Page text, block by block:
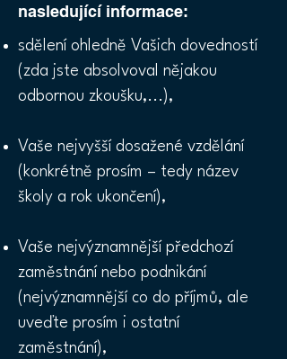
nasledující informace:
sdělení ohledně Vašich dovedností
(zda jste absolvoval nějakou
odbornou zkoušku,...),
Vaše nejvyšší dosažené vzdělání
(konkrétně prosím – tedy název
školy a rok ukončení),
Vaše nejvýznamnější předchozí
zaměstnání nebo podnikání
(nejvýznamnější co do příjmů, ale
uveďte prosím i ostatní
zaměstnání),